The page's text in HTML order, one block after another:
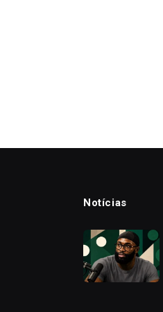
Notícias